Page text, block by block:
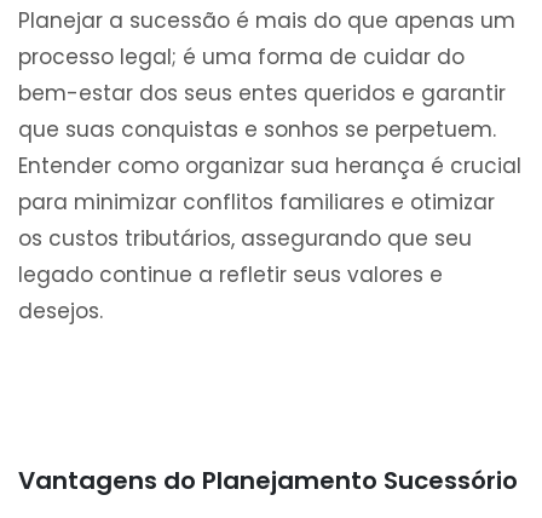
Planejar a sucessão é mais do que apenas um
processo legal; é uma forma de cuidar do
bem-estar dos seus entes queridos e garantir
que suas conquistas e sonhos se perpetuem.
Entender como organizar sua herança é crucial
para minimizar conflitos familiares e otimizar
os custos tributários, assegurando que seu
legado continue a refletir seus valores e
desejos.
Vantagens do Planejamento Sucessório